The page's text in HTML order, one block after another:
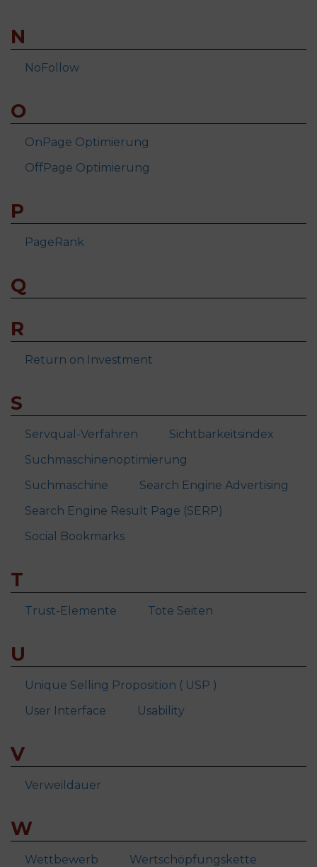
N
NoFollow
O
OnPage Optimierung
OffPage Optimierung
P
PageRank
Q
R
Return on Investment
S
Servqual-Verfahren
Sichtbarkeitsindex
Suchmaschinenoptimierung
Suchmaschine
Search Engine Advertising
Search Engine Result Page (SERP)
Social Bookmarks
T
Trust-Elemente Tote Seiten
U
Unique Selling Proposition ( USP )
User Interface
Usability
V
Verweildauer
W
Wettbewerb Wertschöpfungskette